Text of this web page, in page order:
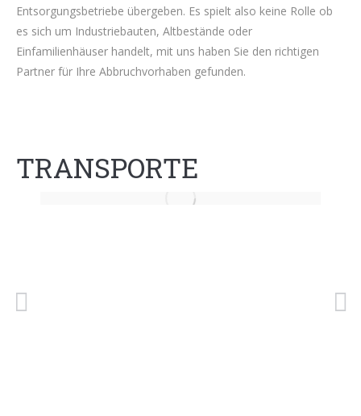
Entsorgungsbetriebe übergeben. Es spielt also keine Rolle ob
es sich um Industriebauten, Altbestände oder
Einfamilienhäuser handelt, mit uns haben Sie den richtigen
Partner für Ihre Abbruchvorhaben gefunden.
TRANSPORTE